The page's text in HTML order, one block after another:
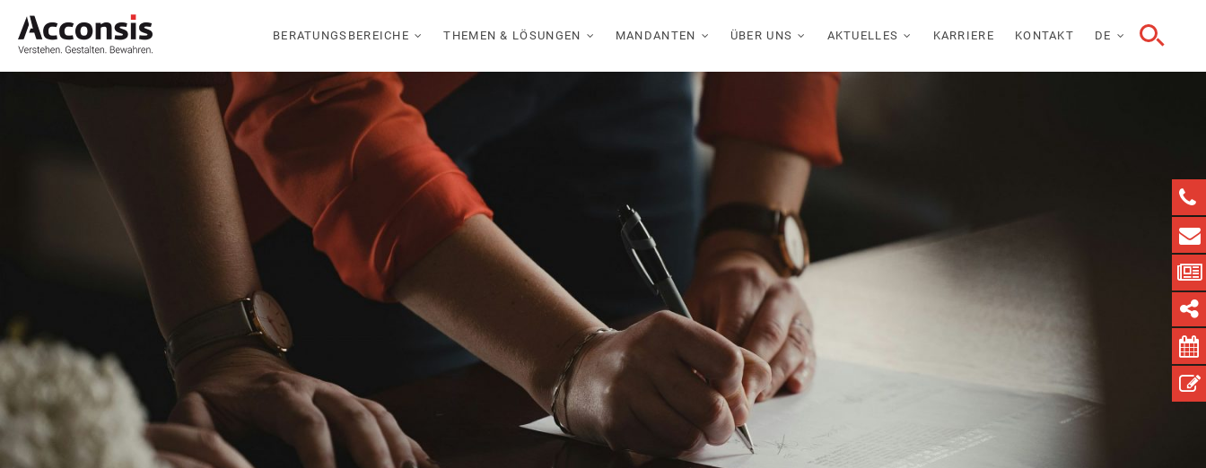
BERATUNGSBEREICHE THEMEN & LÖSUNGEN MANDANTEN ÜBER UNS AKTUELLES KARRIERE KONTAKT DE